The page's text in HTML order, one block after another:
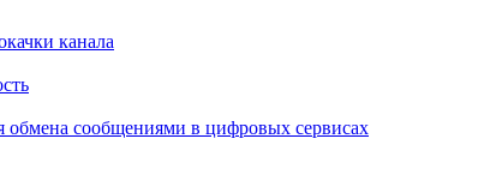
канала
обмена сообщениями в цифровых сервисах